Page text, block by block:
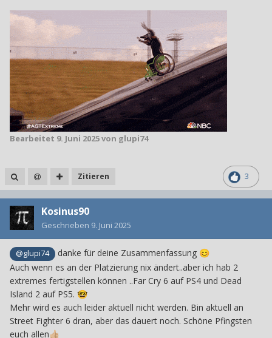
Bearbeitet 9. Juni 2025von glupi74
3
Zitieren
Kosinus90
Geschrieben 9. Juni 2025
@glupi74 danke für deine Zusammenfassung 😊
Auch wenn es an der Platzierung nix ändert..aber ich hab 2
extremes fertigstellen können ..Far Cry 6 auf PS4 und Dead
Island 2 auf PS5. 🤓
Mehr wird es auch leider aktuell nicht werden. Bin aktuell an
Street Fighter 6 dran, aber das dauert noch. Schöne Pfingsten
euch allen👍🏼